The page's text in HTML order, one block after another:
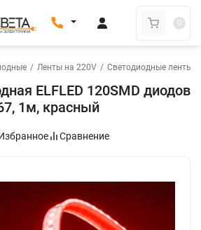
0
/ Ленты на 220V / Светодиодные ленты
ELFLED 120SMD диодов
1м, красный
Сравнение